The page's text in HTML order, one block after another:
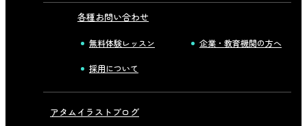
各種お問い合わせ
無料体験レッスン 企業・教育機関の方へ
採用について
アタムイラストブログ